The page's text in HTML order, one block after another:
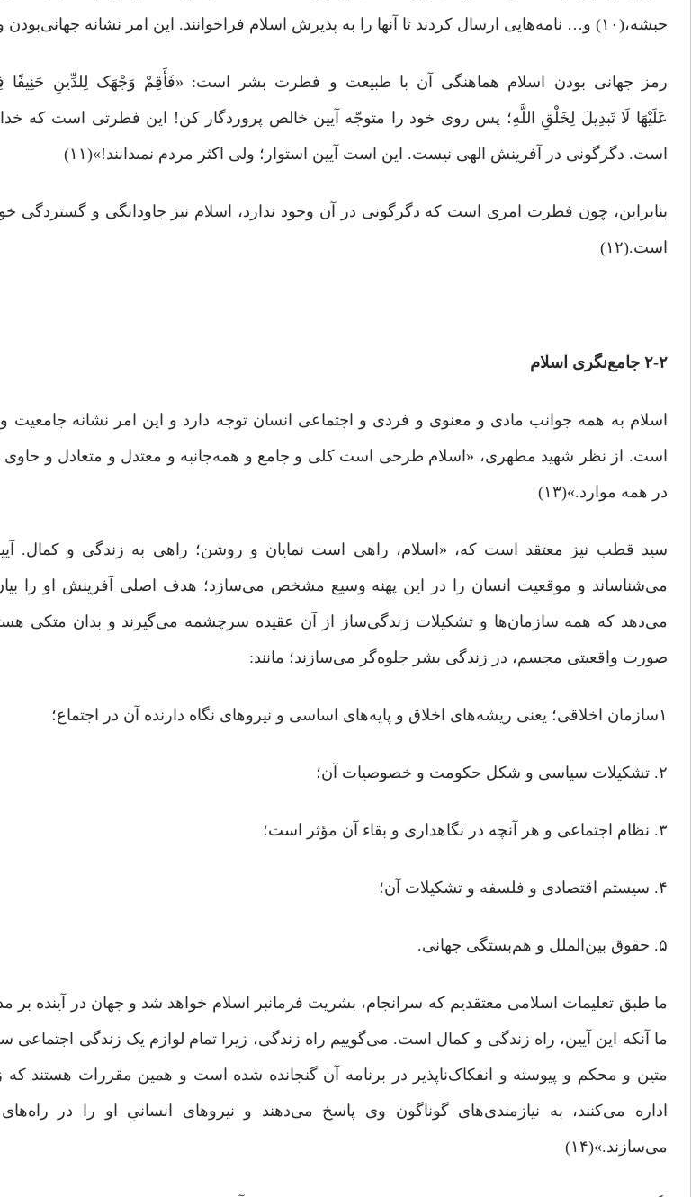
حبشه،(۱۰) و… نامه‌هایی ارسال کردند تا آنها را به پذیرش اسلام فرا‌خوانند. این امر نشانه جهانی‌بودن و جاودانگی دین اسلام است.
رمز جهانی ‌بودن اسلام هماهنگی آن با طبیعت و فطرت بشر است: «فَأَقِمْ وَجْهَک لِلدِّینِ حَنِیفًا
عَلَیْهَا لَا تَبدِیلَ لِخَلْقِ اللَّهِ؛ پس روى خود را متوجّه آیین خالص پروردگار کن! این فطرتى است که
است. دگرگونى در آفرینش الهى نیست. این است آیین استوار؛ ولى اکثر مردم نمى‏دانند!»(۱۱)
بنابراین، چون فطرت امری است که دگرگونی در آن وجود ندارد، اسلام نیز جاودانگی و گستردگی
است.(۱۲)
۲-۲ جامع‌نگری اسلام
اسلام به همه جوانب مادی و معنوی و فردی و اجتماعی انسان توجه دارد و این امر نشانه جامعیت
است. از نظر شهید مطهری، «اسلام طرحی است کلی و جامع و همه‌جانبه و معتدل و متعادل و
در همه موارد.‌»(۱۳)
سید ‌قطب نیز معتقد است که، «اسلام، راهی است نمایان و روشن؛ راهی به زندگی و کمال.
می‌شناساند و موقعیت انسان ‌را در این پهنه وسیع مشخص می‌سازد؛ هدف اصلی آفرینش او را
می‌دهد که همه سازمان‌ها و تشکیلات زندگی‌ساز از آن عقیده سرچشمه می‌گیرند و بدان متکی
‌صورت واقعیتی مجسم، در زندگی بشر جلوه‌گر می‌سازند؛ مانند:
۱سازمان اخلاقی؛ یعنی ریشه‌های اخلاق و پایه‌های اساسی و نیروهای نگاه‌ دارنده آن در اجتماع؛
۲. تشکیلات سیاسی و شکل حکومت و خصوصیات آن؛
۳. نظام اجتماعی و هر آنچه در نگاهداری و بقاء آن مؤثر است؛
۴. سیستم اقتصادی و فلسفه و تشکیلات آن؛
۵. حقوق بین‌الملل و هم‌بستگی جهانی.
ما طبق تعلیمات اسلامی معتقدیم که سرانجام، بشریت فرمانبر اسلام خواهد شد و جهان در آینده بر
ما آنکه این آیین، راه زندگی و کمال است. می‌گوییم راه زندگی، زیرا تمام لوازم یک زندگی اجتماعی
متین و محکم و پیوسته و انفکاک‌ناپذیر در برنامه آن گنجانده شده است و همین مقررات هستند که
اداره می‌کنند، به نیازمندی‌های گوناگون وی پاسخ می‌دهند و نیروهای انسانیِ او را در
می‌سازند.»(۱۴)